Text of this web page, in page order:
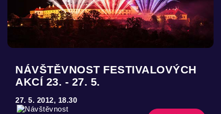
NÁVŠTĚVNOST FESTIVALOVÝCH
AKCÍ 23. - 27. 5.
27. 5. 2012, 18.30